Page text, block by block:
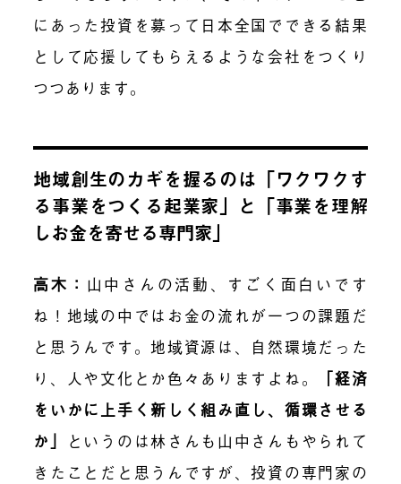
にあった投資を募って日本全国でできる結果
として応援してもらえるような会社をつくり
つつあります。
地域創生のカギを握るのは「ワクワクす
る事業をつくる起業家」と「事業を理解
しお金を寄せる専門家」
高木： 山中さんの活動 、すごく面白いです
ね！地域の中ではお金の流れが一つの課題だ
と思うんです。地域資源は、自然環境だった
り、人や文化とか色々ありますよね。
「経済
をいかに上手く新しく組み直し、循環させる
か」 というのは林さんも山中さんもやられて
きたことだと思うんですが、 投資の専門家の